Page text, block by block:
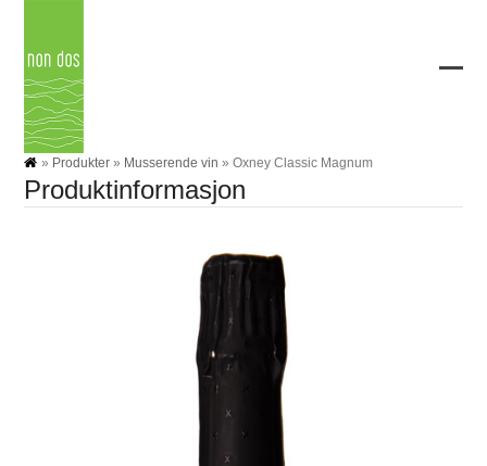
content
» Produkter » Musserende vin »Oxney Classic Magnum
Produktinformasjon